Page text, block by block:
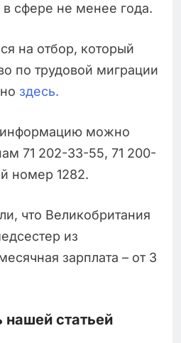
в сфере не менее года.
на отбор, который
по трудовой миграции
здесь.
можно
71 202-33-55, 71 200-
номер 1282.
что Великобритания
из
зарплата – от 3
нашей статьей